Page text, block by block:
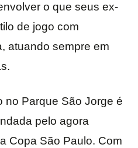
o que seus ex-
de jogo com
atuando sempre em
no Parque São Jorge é
pelo agora
Copa São Paulo. Com